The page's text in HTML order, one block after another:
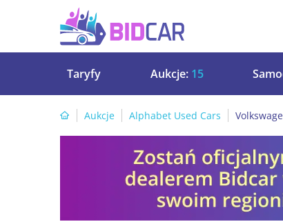
Taryfy Aukcje: 15
Aukcje Alphabet Used Cars